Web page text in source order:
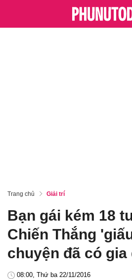
Trang chủ Giải trí
Bạn gái kém 18
Chiến Thắng
chuyện đã có
08:00, Thứ ba 22/11/2016